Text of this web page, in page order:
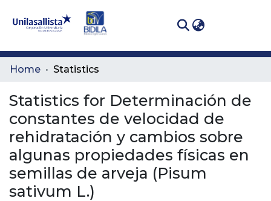
Communities
All of DSpace
Home Statistics
Statistics for Determinación de
constantes de velocidad de
rehidratación y cambios sobre
algunas propiedades físicas en
semillas de arveja (Pisum
sativum L.)